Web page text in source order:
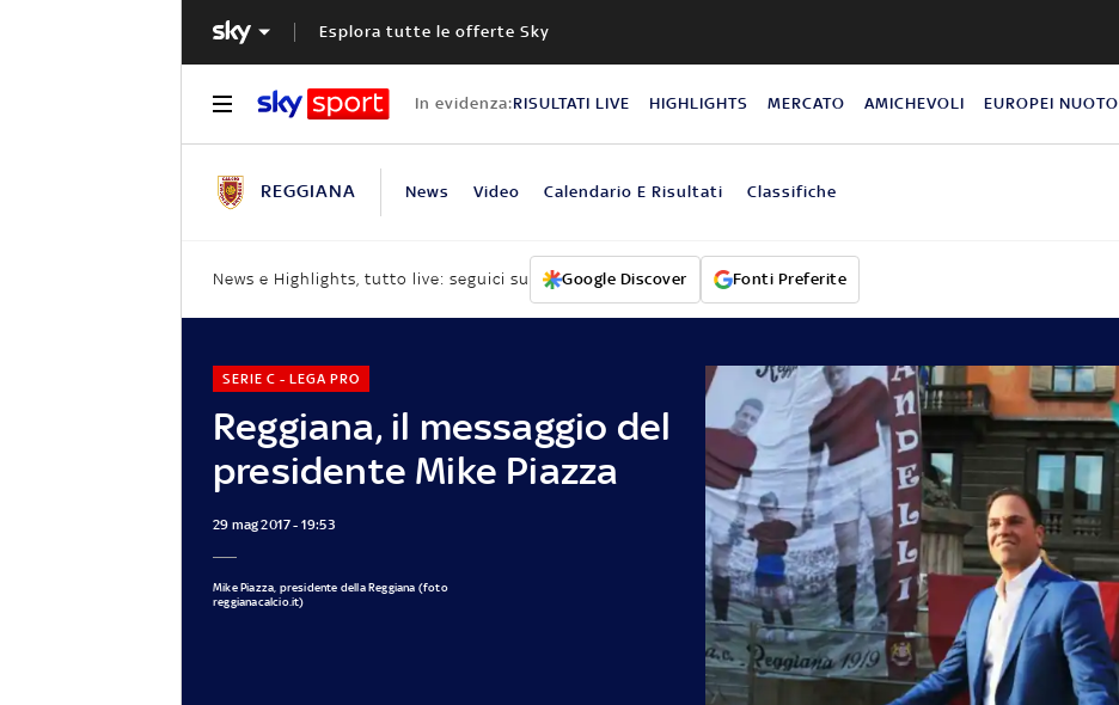
Esplora tutte le offerte Sky
In evidenza:RISULTATI LIVE HIGHLIGHTS MERCATO AMICHEVOLI EUROPEI NUOTO
REGGIANA News Video Calendario E Risultati Classifiche
News e Highlights, tutto live: seguici su Google Discover Fonti Preferite
Reggiana, il messaggio del
presidente Mike Piazza
SERIE C - LEGA PRO
29 mag 2017 - 19:53
Mike Piazza, presidente della Reggiana (foto
reggianacalcio.it)